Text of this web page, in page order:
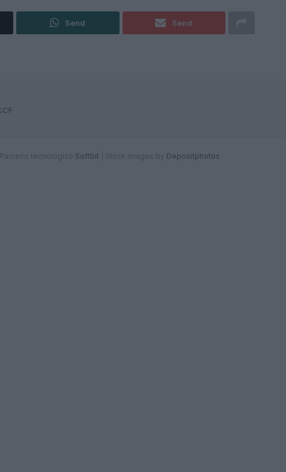
Send Send
tecnológico Softbit Stock images by Depositphotos